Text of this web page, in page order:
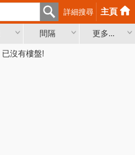
詳細搜尋 主頁
間隔 更多...
已沒有樓盤!